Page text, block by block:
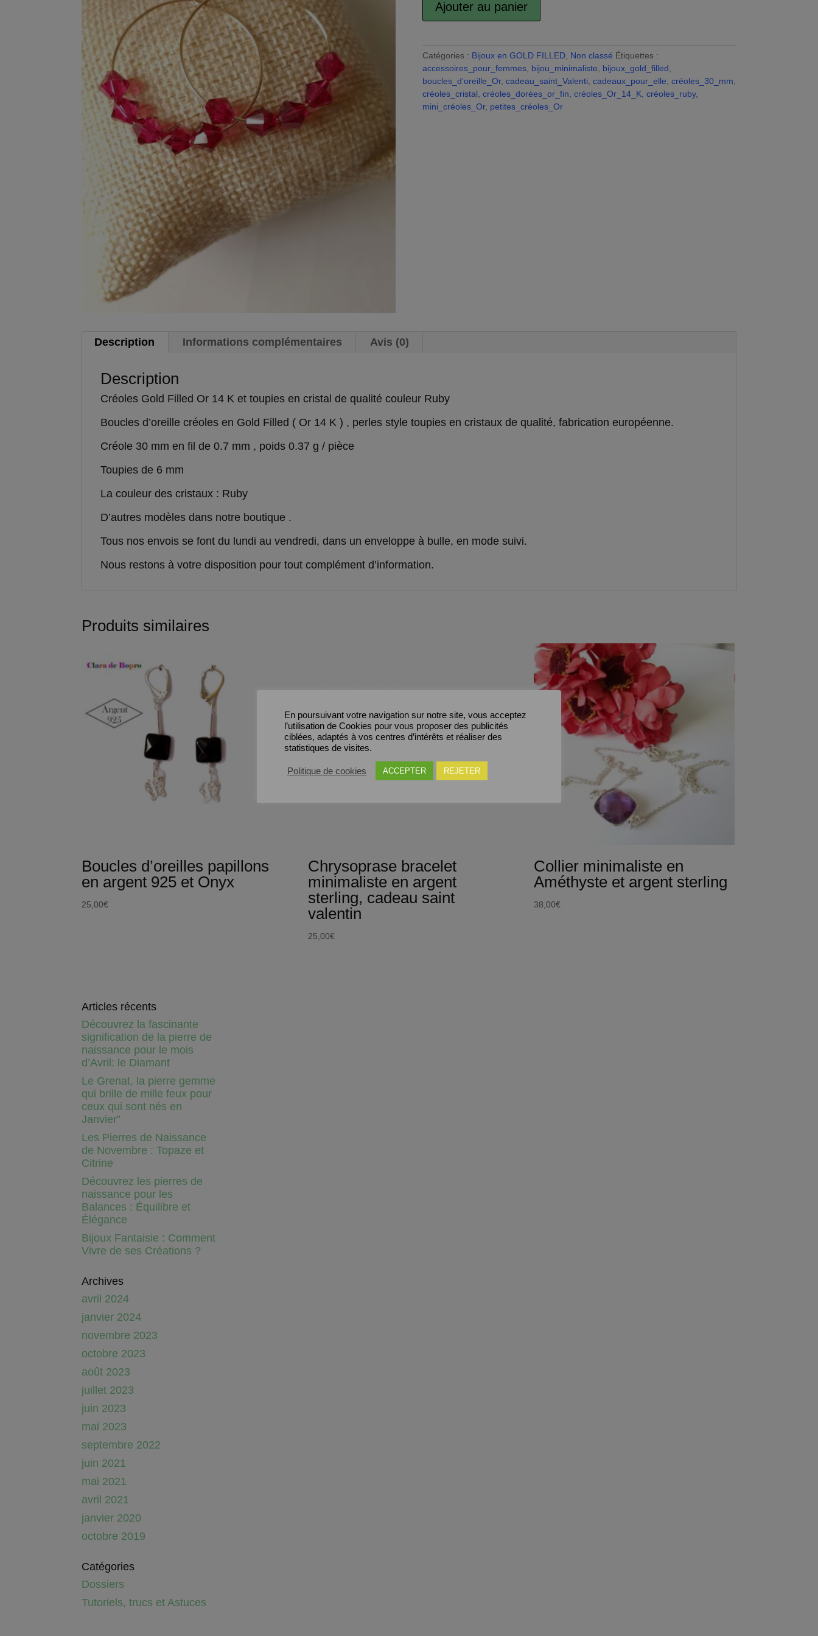
Créoles
Or
14
K
et
toupies
Ajouter au panier
A
e
r
n
a
t
Catégories : Bijoux en GOLD FILLED, Non classé Étiquettes :
accessoires_pour_femmes, bijou_minimaliste bijoux_gold_filled
boucles_d'oreille_Or, cadeau_saint_Valenti cadeaux_pour_elle créoles_30_mm
créoles_cristal créoles_dorées_or_fin créoles_Or_14_K, créoles_ruby,
mini_créoles_Or, petites_créoles_Or
Description Informations complémentaires Avis (0)
Description
Créoles Gold Filled Or 14 K et toupies en cristal de qualité couleur Ruby
Boucles d’oreille créoles en Gold Filled ( Or 14 K ) , perles style toupies en cristaux de qualité, fabrication européenne.
Créole 30 mm en fil de 0.7 mm , poids 0.37 g / pièce
Toupies de 6 mm
La couleur des cristaux : Ruby
D’autres modèles dans notre boutique .
Tous nos envois se font du lundi au vendredi, dans un enveloppe à bulle, en mode suivi.
Nous restons à votre disposition pour tout complément d’information.
Produits similaires
Boucles d’oreilles papillons
en argent 925 et Onyx
25,00€
Chrysoprase bracelet
minimaliste en argent
sterling, cadeau saint
valentin
25,00€
Collier minimaliste en
Améthyste et argent sterling
38,00€
Articles récents
Découvrez la fascinante
signification de la pierre de
naissance pour le mois
d’Avril: le Diamant
Le Grenat, la pierre gemme
qui brille de mille feux pour
ceux qui sont nés en
Janvier”
Les Pierres de Naissance
de Novembre : Topaze et
Citrine
Découvrez les pierres de
naissance pour les
Balances : Équilibre et
Élégance
Bijoux Fantaisie : Comment
Vivre de ses Créations ?
Archives
avril 2024
janvier 2024
novembre 2023
octobre 2023
août 2023
juillet 2023
juin 2023
mai 2023
septembre 2022
juin 2021
mai 2021
avril 2021
janvier 2020
octobre 2019
Catégories
Dossiers
Tutoriels, trucs et Astuces
En poursuivant votre navigation sur notre site, vous acceptez
l’utilisation de Cookies pour vous proposer des publicités
ciblées, adaptés à vos centres d’intérêts et réaliser des
statistiques de visites.
Politique de cookies ACCEPTER REJETER